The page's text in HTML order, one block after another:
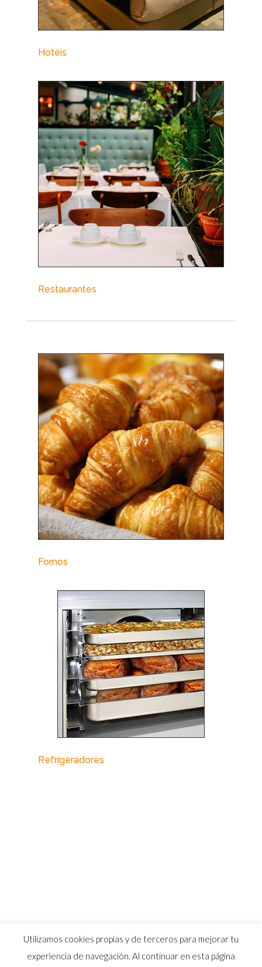
Hotéis
Restaurantes
Fornos
Refrigeradores
Utilizamos cookies propias y de terceros para mejorar tu
experiencia de navegación. Al continuar en esta página